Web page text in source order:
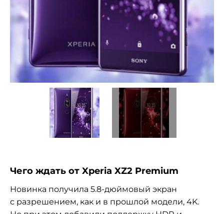
Чего ждать от Xperia XZ2 Premium
Новинка получила 5.8-дюймовый экран
с разрешением, как и в прошлой модели, 4K.